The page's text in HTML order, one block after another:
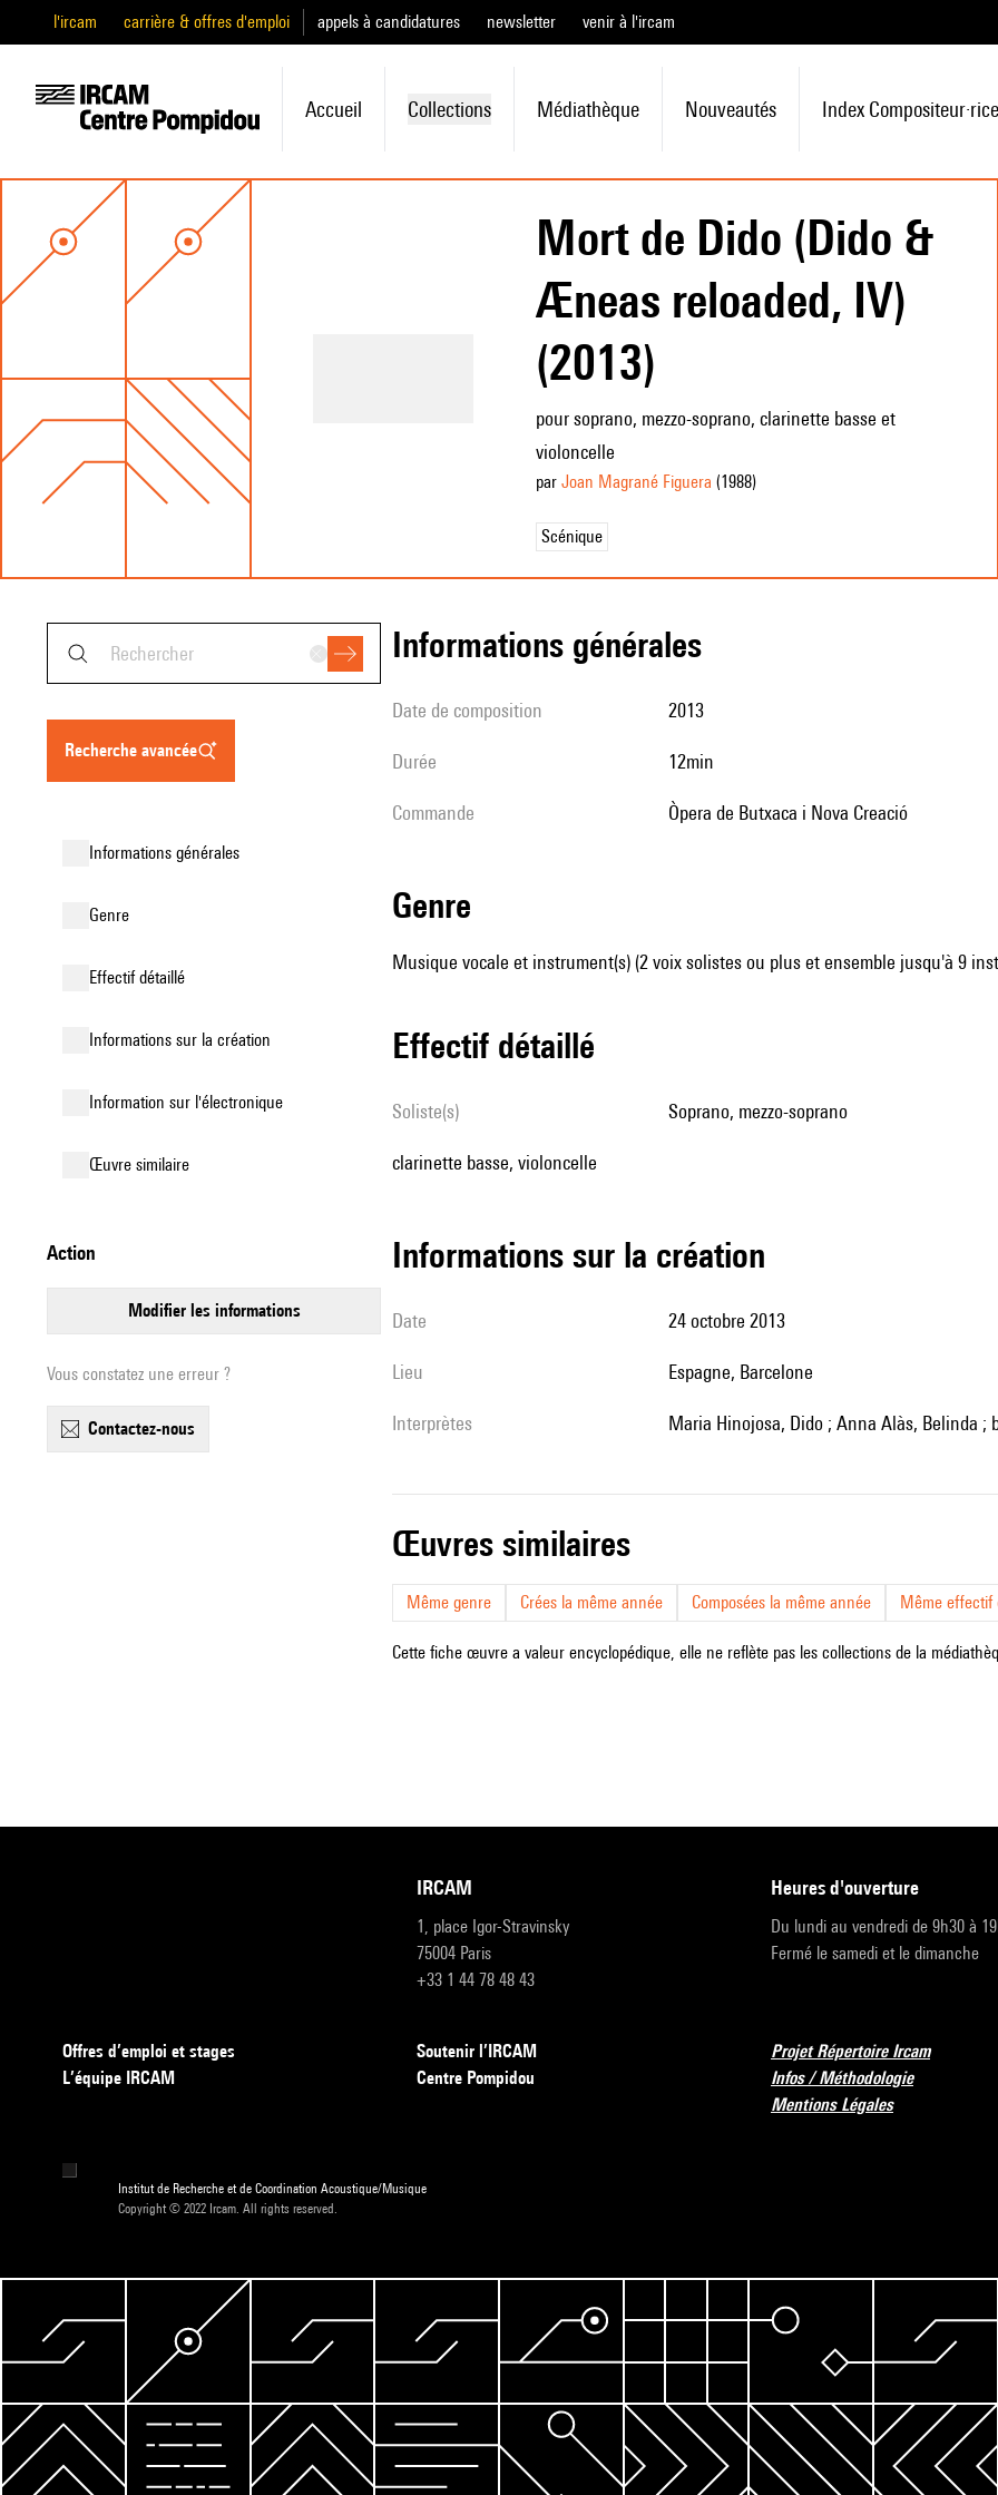
l'ircam carrière & offres d'emploi appels à candidatures newsletter venir à l'ircam
Accueil Collections Médiathèque Nouveautés Index Compositeur·rice
Mort de Dido (Dido &
Æneas reloaded, IV)
(2013)
pour soprano, mezzo-soprano, clarinette basse et
violoncelle
par Joan Magrané Figuera (1988)
Scénique
recherche avancée
informations générales
genre
effectif détaillé
informations sur la création
Information sur l'électronique
œuvre similaire
action
modifier les informations
Vous constatez une erreur ?
contactez-nous
informations générales
date de composition 2013
durée 12min
Commande Òpera de Butxaca i Nova Creació
genre
Musique vocale et instrument(s) (2 voix solistes ou plus et ensemble jusqu'à 9
effectif détaillé
Soliste(s) soprano, mezzo-soprano
clarinette basse, violoncelle
informations sur la création
date 24 octobre 2013
lieu Espagne, Barcelone
interprètes Maria Hinojosa, Dido ; Anna Alàs, Belinda ;
œuvres similaires
Même genre Crées la même année Composées la même année Même effectif
Cette fiche œuvre a valeur encyclopédique, elle ne reflète pas les collections de la
IRCAM
1, place Igor-Stravinsky
75004 Paris
+33 1 44 78 48 43
heures d'ouverture
Du lundi au vendredi de 9h30 à
Fermé le samedi et le dimanche
Offres d’emploi et stages
L’équipe IRCAM
Soutenir l’IRCAM
Centre Pompidou
Projet Répertoire Ircam
Infos / Méthodologie
Mentions Légales
Institut de Recherche et de Coordination Acoustique/Musique
Copyright © 2022 Ircam. All rights reserved.